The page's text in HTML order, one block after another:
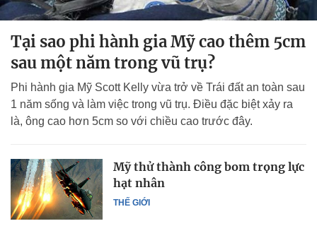
Tại sao phi hành gia Mỹ cao thêm 5cm
sau một năm trong vũ trụ?
Phi hành gia Mỹ Scott Kelly vừa trở về Trái đất an toàn sau
1 năm sống và làm việc trong vũ trụ. Điều đặc biệt xảy ra
là, ông cao hơn 5cm so với chiều cao trước đây.
THẾ GIỚI
Mỹ thử thành công bom trọng lực
hạt nhân